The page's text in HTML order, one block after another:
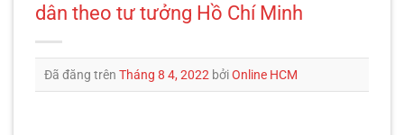
dân theo tư tưởng Hồ Chí Minh
Đã đăng trên Tháng 8 4, 2022 bởiOnline HCM